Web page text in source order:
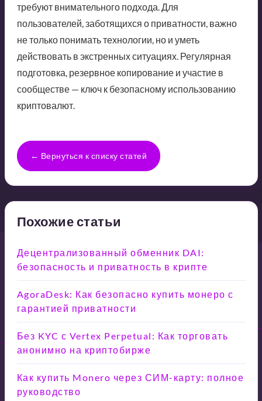
требуют внимательного подхода. Для
пользователей, заботящихся о приватности, важно
не только понимать технологии, но и уметь
действовать в экстренных ситуациях. Регулярная
подготовка, резервное копирование и участие в
сообществе — ключ к безопасному использованию
криптовалют.
← Вернуться к списку статей
Похожие статьи
Децентрализованный обменник DAI:
безопасность и приватность в крипте
AgoraDesk: Как безопасно купить монеро с
гарантией приватности
Без KYC с Vertex Perpetual: Как торговать
анонимно на криптобирже
Как купить Monero через СИМ-карту: полное
руководство